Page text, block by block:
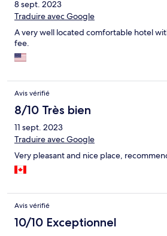
8 sept. 2023
Traduire avec Google
A very well located comfortable hotel
fee.
Avis vérifié
8/10 Très bien
11 sept. 2023
Traduire avec Google
Very pleasant and nice place,
Avis vérifié
10/10 Exceptionnel